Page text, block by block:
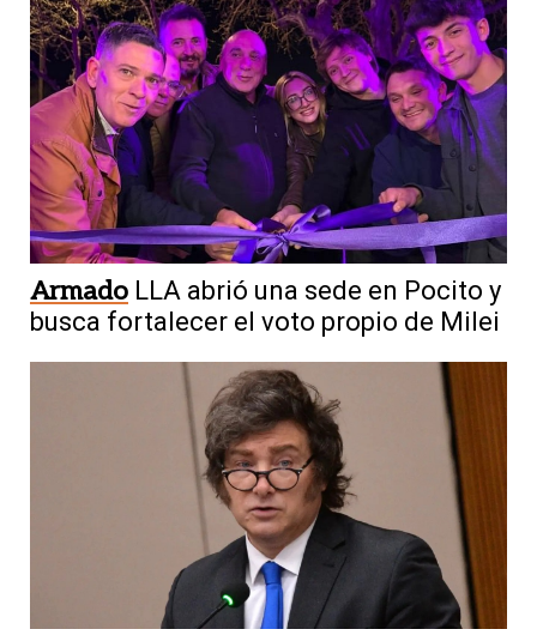
Armado LLA abrió una sede en Pocito y
busca fortalecer el voto propio de Milei